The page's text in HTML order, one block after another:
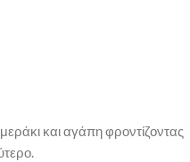
και αγάπη φροντίζοντας